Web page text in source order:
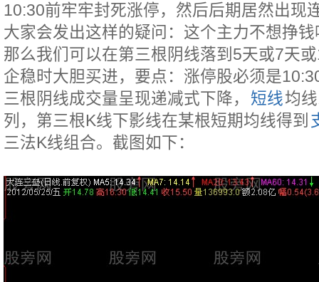
10:30前牢牢封死涨停，然后后期居然出现
大家会发出这样的疑问：这个主力不想挣
那么我们可以在第三根阴线落到5天或7天
企稳时大胆买进，要点：涨停股必须是
三根阴线成交量呈现递减式下降，
短线均
列，第三根K线下影线在某根短期均线得到
三法K线组合。截图如下：